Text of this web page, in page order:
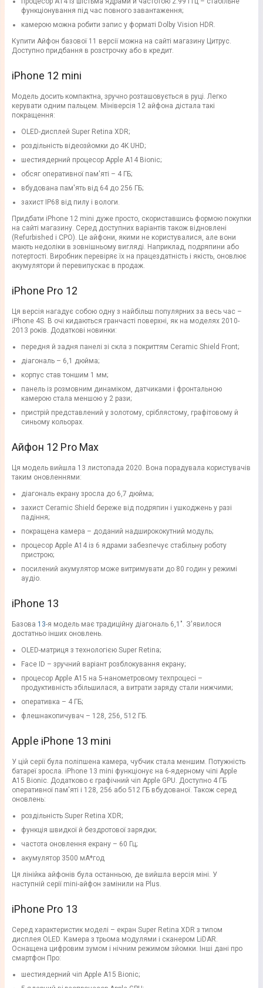
функціонування під час повного завантаження;
камерою можна робити запис у форматі Dolby Vision HDR.
Купити Айфон базової 11 версії можна на сайті магазину Цитрус.
Доступно придбання в розстрочку або в кредит.
iPhone 12 mini
Модель досить компактна, зручно розташовується в руці. Легко
керувати одним пальцем. Мініверсія 12 айфона дістала такі
покращення:
OLED-дисплей Super Retina XDR;
роздільність відеозйомки до 4K UHD;
шестиядерний процесор Apple A14 Bionic;
обсяг оперативної пам'яті – 4 ГБ;
вбудована пам'ять від 64 до 256 ГБ;
захист IP68 від пилу і вологи.
Придбати iPhone 12 mini дуже просто, скориставшись формою покупки
на сайті магазину. Серед доступних варіантів також відновлені
(Refurbished і CPO). Це айфони, якими не користувалися, але вони
мають недоліки в зовнішньому вигляді. Наприклад, подряпини або
потертості. Виробник перевіряє їх на працездатність і якість, оновлює
акумулятори й перевипускає в продаж.
iPhone Pro 12
Ця версія нагадує собою одну з найбільш популярних за весь час –
iPhone 4S. В очі кидаються гранчасті поверхні, як на моделях 2010-
2013 років. Додаткові новинки:
передня й задня панелі зі скла з покриттям Ceramic Shield Front;
діагональ – 6,1 дюйма;
корпус став тоншим 1 мм;
панель із розмовним динаміком, датчиками і фронтальною
камерою стала меншою у 2 рази;
пристрій представлений у золотому, сріблястому, графітовому й
синьому кольорах.
Айфон 12 Pro Max
Ця модель вийшла 13 листопада 2020. Вона порадувала користувачів
таким оновленнями:
діагональ екрану зросла до 6,7 дюйма;
захист Ceramic Shield береже від подряпин і ушкоджень у разі
падіння;
покращена камера – доданий надширококутний модуль;
процесор Apple A14 із 6 ядрами забезпечує стабільну роботу
пристрою;
посилений акумулятор може витримувати до 80 годин у режимі
аудіо.
iPhone 13
Базова 13-я модель має традиційну діагональ 6,1". З'явилося
достатньо інших оновлень.
OLED-матриця з технологією Super Retina;
Face ID – зручний варіант розблокування екрану;
процесор Apple A15 на 5-нанометровому техпроцесі –
продуктивність збільшилася, а витрати заряду стали нижчими;
оперативка – 4 ГБ;
флешнакопичувач – 128, 256, 512 ГБ.
Apple iPhone 13 mini
У цій серії була поліпшена камера, чубчик стала меншим. Потужність
батареї зросла. iPhone 13 mini функціонує на 6-ядерному чіпі Apple
A15 Bionic. Додатково є графічний чіп Apple GPU. Доступно 4 ГБ
оперативної пам'яті і 128, 256 або 512 ГБ вбудованої. Також серед
оновлень:
роздільність Super Retina XDR;
функція швидкої й бездротової зарядки;
частота оновлення екрану – 60 Гц;
акумулятор 3500 мА*год
Ця лінійка айфонів була останньою, де вийшла версія міні. У
наступній серії mini-айфон замінили на Plus.
iPhone Pro 13
Серед характеристик моделі – екран Super Retina XDR з типом
дисплея OLED. Камера з трьома модулями і сканером LiDAR.
Оснащена цифровим зумом і нічним режимом зйомки. Інші дані про
смартфон Про:
шестиядерний чіп Apple A15 Bionic;